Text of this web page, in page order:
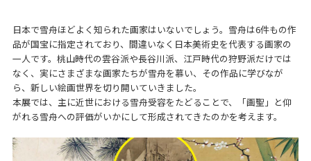
日本で雪舟ほどよく知られた画家はいないでしょう。雪舟は6件もの作
品が国宝に指定されており、間違いなく日本美術史を代表する画家の
一人です。桃山時代の雲谷派や長谷川派、江戸時代の狩野派だけでは
なく、実にさまざまな画家たちが雪舟を慕い、その作品に学びなが
ら、新しい絵画世界を切り開いていきました。
本展では、主に近世における雪舟受容をたどることで、「画聖」と仰
がれる雪舟への評価がいかにして形成されてきたのかを考えます。